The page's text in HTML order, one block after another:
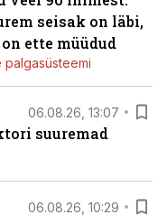
seisak on läbi,
ette müüdud
palgasüsteemi
06.08.26, 13:07
suuremad
06.08.26, 10:29